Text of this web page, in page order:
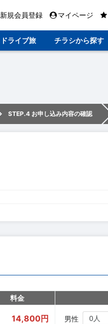
新規会員登録 マイページ
ドライブ旅 チラシから探す
STEP.4 お申し込み内容の確認
料金
14,800円 男性